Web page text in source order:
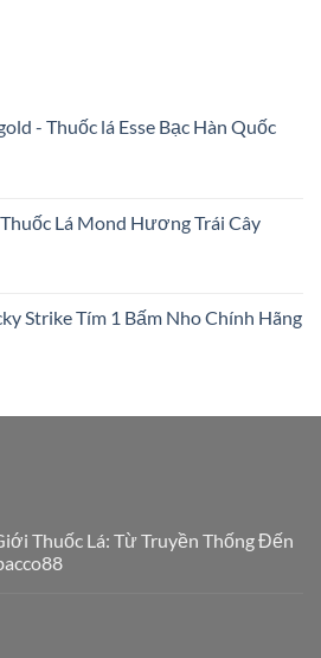
- Thuốc lá Esse Bạc Hàn Quốc
Lá Mond Hương Trái Cây
Strike Tím 1 Bấm Nho Chính Hãng
Thuốc Lá: Từ Truyền Thống Đến